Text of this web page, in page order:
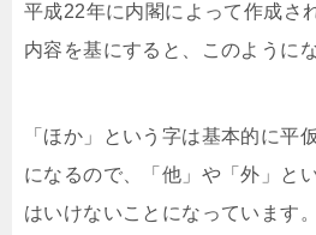
平成22年に内閣によって作成さ
内容を基にすると、このように
「ほか」という字は基本的に平
になるので、「他」や「外」と
はいけないことになっています。